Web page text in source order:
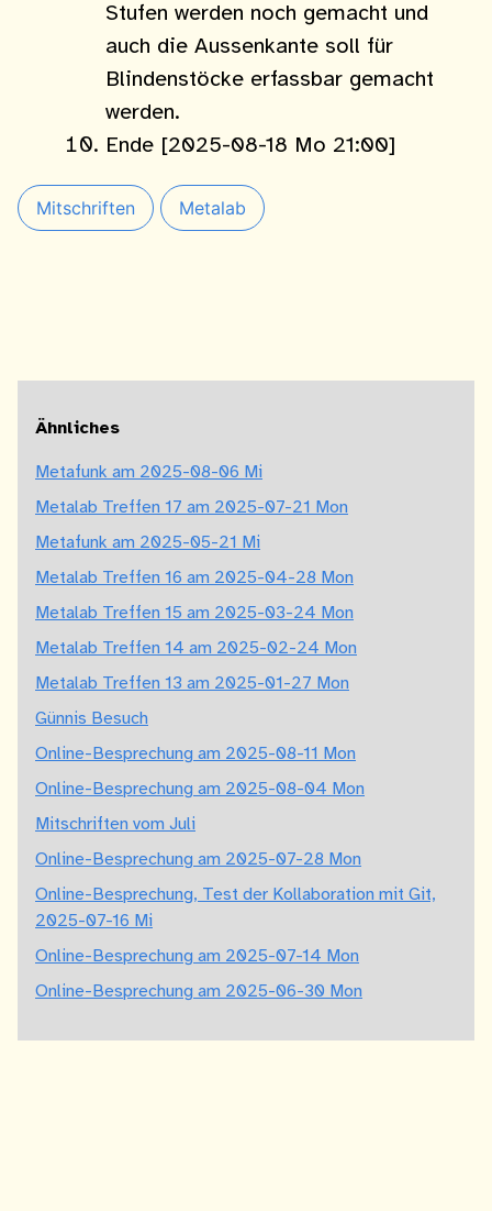
Stufen werden noch gemacht und
auch die Aussenkante soll für
Blindenstöcke erfassbar gemacht
werden.
Ende [2025-08-18 Mo 21:00]
Mitschriften Metalab
Ähnliches
Metafunk am 2025-08-06 Mi
Metalab Treffen 17 am 2025-07-21 Mon
Metafunk am 2025-05-21 Mi
Metalab Treffen 16 am 2025-04-28 Mon
Metalab Treffen 15 am 2025-03-24 Mon
Metalab Treffen 14 am 2025-02-24 Mon
Metalab Treffen 13 am 2025-01-27 Mon
Günnis Besuch
Online-Besprechung am 2025-08-11 Mon
Online-Besprechung am 2025-08-04 Mon
Mitschriften vom Juli
Online-Besprechung am 2025-07-28 Mon
Online-Besprechung, Test der Kollaboration mit Git,
2025-07-16 Mi
Online-Besprechung am 2025-07-14 Mon
Online-Besprechung am 2025-06-30 Mon